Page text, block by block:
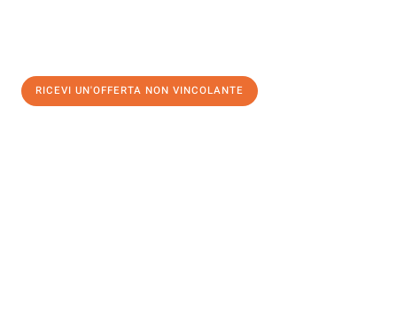
RICEVI UN'OFFERTA NON VINCOLANTE